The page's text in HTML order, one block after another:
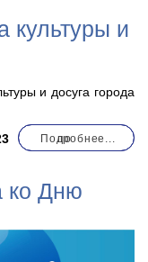
культуры и
и досуга города
по
Подробнее...
ко Дню